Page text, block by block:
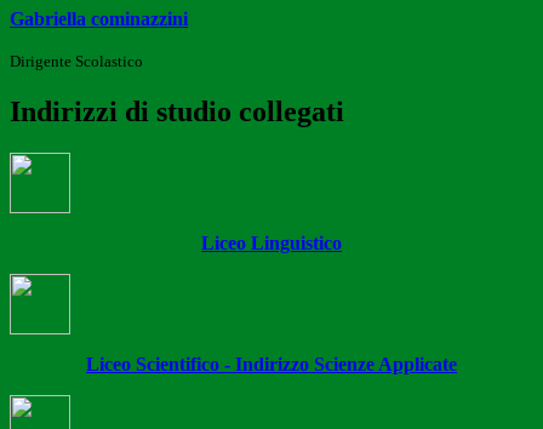
Gabriella cominazzini
Dirigente Scolastico
Indirizzi di studio collegati
Liceo Linguistico
Liceo Scientifico - Indirizzo Scienze Applicate